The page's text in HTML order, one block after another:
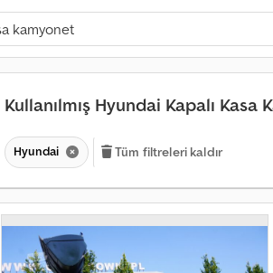
Kullanılmış Hyundai Kapalı Kasa
Hyundai Tüm filtreleri kaldır